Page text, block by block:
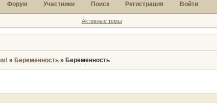
Форум Участники Поиск Регистрация Войти
Активные темы
» Беременность » Беременность